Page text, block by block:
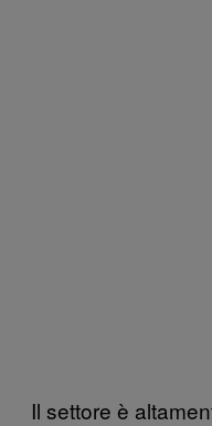
Il settore è